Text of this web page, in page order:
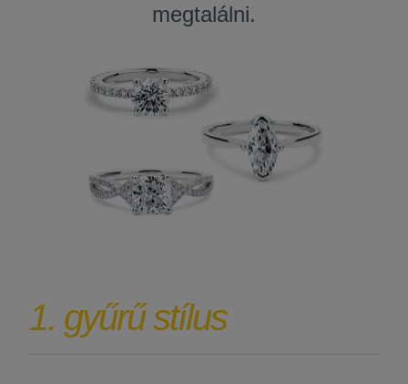
megtalálni.
1. gyűrű stílus